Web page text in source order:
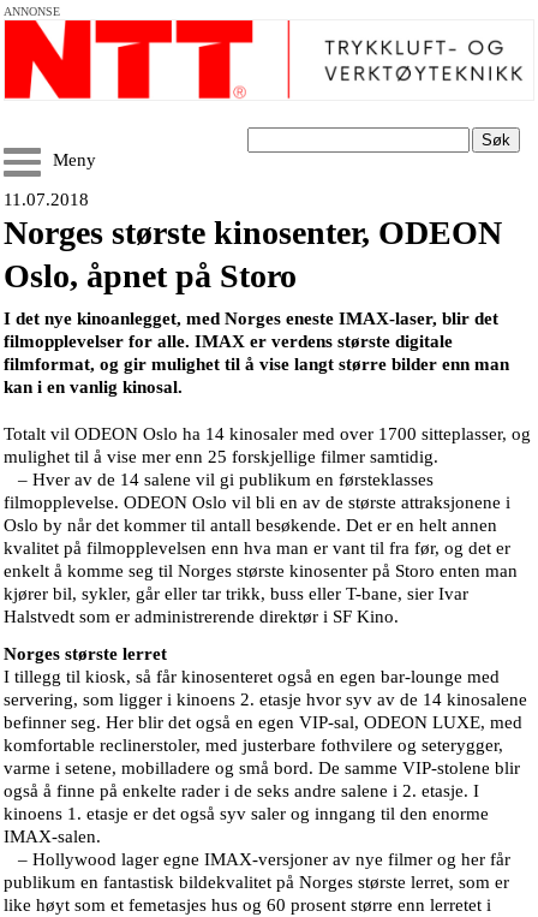
ANNONSE
Søk
Meny
11.07.2018
Norges største kinosenter, ODEON
Oslo, åpnet på Storo
I det nye kinoanlegget, med Norges eneste IMAX-laser, blir det
filmopplevelser for alle. IMAX er verdens største digitale
filmformat, og gir mulighet til å vise langt større bilder enn man
kan i en vanlig kinosal.
Totalt vil ODEON Oslo ha 14 kinosaler med over 1700 sitteplasser, og
mulighet til å vise mer enn 25 forskjellige filmer samtidig.
– Hver av de 14 salene vil gi publikum en førsteklasses
filmopplevelse. ODEON Oslo vil bli en av de største attraksjonene i
Oslo by når det kommer til antall besøkende. Det er en helt annen
kvalitet på filmopplevelsen enn hva man er vant til fra før, og det er
enkelt å komme seg til Norges største kinosenter på Storo enten man
kjører bil, sykler, går eller tar trikk, buss eller T-bane, sier Ivar
Halstvedt som er administrerende direktør i SF Kino.
Norges største lerret
I tillegg til kiosk, så får kinosenteret også en egen bar-lounge med
servering, som ligger i kinoens 2. etasje hvor syv av de 14 kinosalene
befinner seg. Her blir det også en egen VIP-sal, ODEON LUXE, med
komfortable reclinerstoler, med justerbare fothvilere og seterygger,
varme i setene, mobilladere og små bord. De samme VIP-stolene blir
også å finne på enkelte rader i de seks andre salene i 2. etasje. I
kinoens 1. etasje er det også syv saler og inngang til den enorme
IMAX-salen.
– Hollywood lager egne IMAX-versjoner av nye filmer og her får
publikum en fantastisk bildekvalitet på Norges største lerret, som er
like høyt som et femetasjes hus og 60 prosent større enn lerretet i